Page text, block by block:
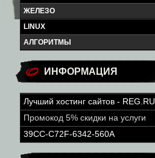
ЖЕЛЕЗО
LINUX
АЛГОРИТМЫ
ИНФОРМАЦИЯ
Лучший хостинг сайтов - REG.RU
Промокод 5% скидки на услуги
39CC-C72F-6342-560A